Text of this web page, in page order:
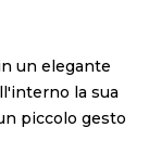
un elegante
la sua
piccolo gesto